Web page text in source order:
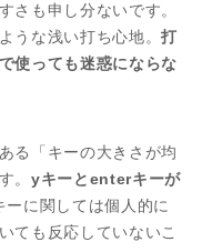
さも申し分ないです。
うな浅い打ち心地。打
使っても迷惑にならな
る「キーの大きさが均
。 yキーとenterキーが
ーに関しては個人的に
ても反応していないこ